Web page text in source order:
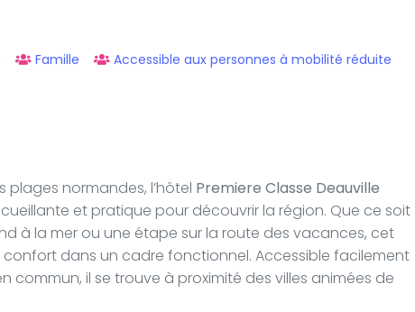
Famille
Accessible aux personnes à mobilité réduite
plages normandes, l’hôtel Premiere Classe Deauville
et pratique pour découvrir la région. Que ce soit
à la mer ou une étape sur la route des vacances, cet
dans un cadre fonctionnel. Accessible facilement
commun, il se trouve à proximité des villes animées de